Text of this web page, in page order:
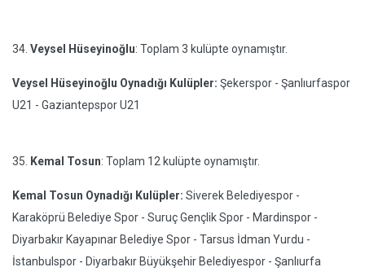
34. Veysel Hüseyinoğlu: Toplam 3 kulüpte oynamıştır.
Veysel Hüseyinoğlu Oynadığı Kulüpler: Şekerspor - Şanlıurfaspor
U21 - Gaziantepspor U21
35. Kemal Tosun: Toplam 12 kulüpte oynamıştır.
Kemal Tosun Oynadığı Kulüpler: Siverek Belediyespor -
Karaköprü Belediye Spor - Suruç Gençlik Spor - Mardinspor -
Diyarbakır Kayapınar Belediye Spor - Tarsus İdman Yurdu -
İstanbulspor - Diyarbakır Büyükşehir Belediyespor - Şanlıurfa